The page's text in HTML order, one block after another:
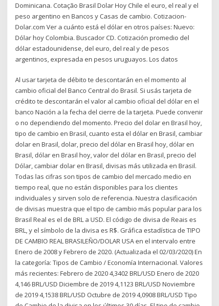
Dominicana. Cotação Brasil Dolar Hoy Chile el euro, el real y el
peso argentino en Bancos y Casas de cambio. Cotizacion-
Dolar.com Ver a cuánto está el dólar en otros países: Nuevo:
Dólar hoy Colombia. Buscador CD. Cotización promedio del
dólar estadounidense, del euro, del real y de pesos
argentinos, expresada en pesos uruguayos. Los datos
Al usar tarjeta de débito te descontarán en el momento al
cambio oficial del Banco Central do Brasil. Si usás tarjeta de
crédito te descontarán el valor al cambio oficial del dólar en el
banco Nación a la fecha del cierre de la tarjeta. Puede convenir
o no dependiendo del momento. Precio del dolar en Brasil hoy,
tipo de cambio en Brasil, cuanto esta el dólar en Brasil, cambiar
dolar en Brasil, dolar, precio del dólar en Brasil hoy, dólar en
Brasil, dólar en Brasil hoy, valor del dólar en Brasil, precio del
Dólar, cambiar dolar en Brasil, divisas más utilizada en Brasil.
Todas las cifras son tipos de cambio del mercado medio en
tiempo real, que no están disponibles para los clientes
individuales y sirven solo de referencia. Nuestra clasificación
de divisas muestra que el tipo de cambio más popular para los
Brasil Real es el de BRL a USD. El código de divisa de Reais es
BRL, y el símbolo de la divisa es R$. Gráfica estadística de TIPO
DE CAMBIO REAL BRASILEÑO/DOLAR USA en el intervalo entre
Enero de 2008 y Febrero de 2020. (Actualizada el 02/03/2020) En
la categoría: Tipos de Cambio / Economía Internacional. Valores
más recientes: Febrero de 2020 4,3402 BRL/USD Enero de 2020
4,146 BRL/USD Diciembre de 2019 4,1123 BRL/USD Noviembre
de 2019 4,1538 BRL/USD Octubre de 2019 4,0908 BRL/USD Tipo